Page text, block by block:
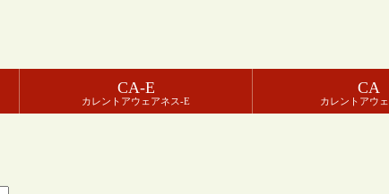
CA-E
カレントアウェアネス-E
CA
カレントアウ